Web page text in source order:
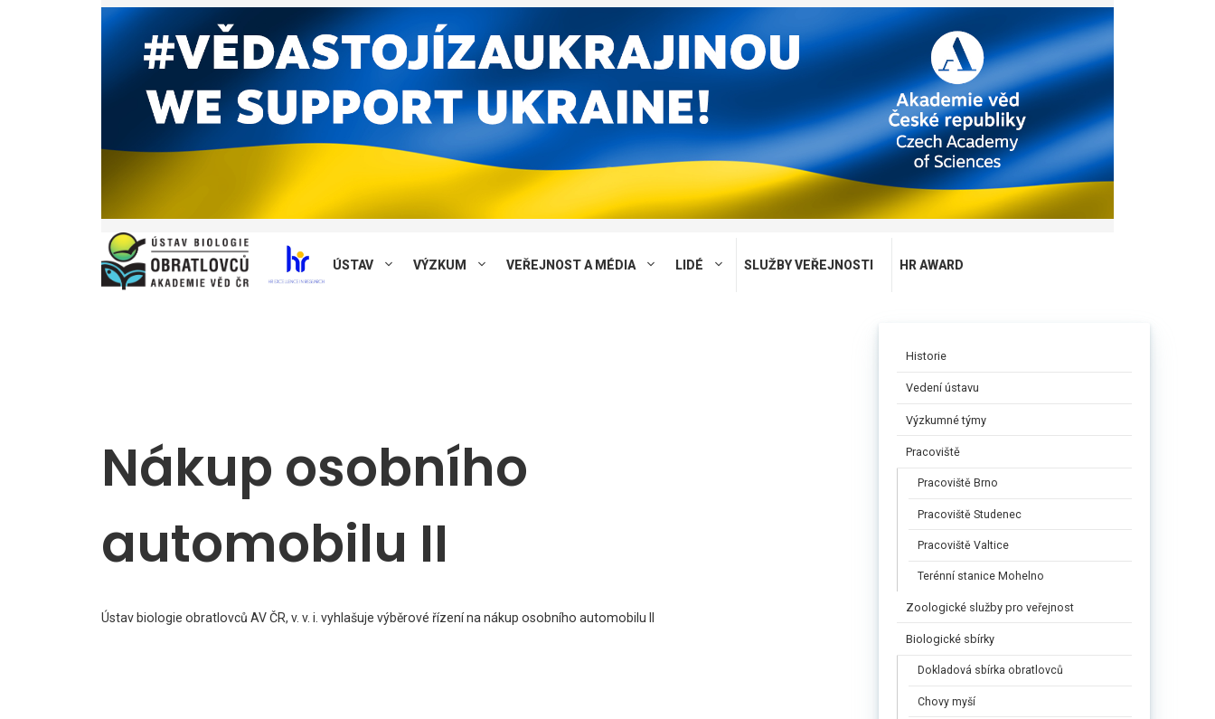
ÚSTAV VÝZKUM VEŘEJNOST A MÉDIA LIDÉ SLUŽBY VEŘEJNOSTI HR AWARD
Nákup osobního
automobilu II
Ústav biologie obratlovců AV ČR, v. v. i. vyhlašuje výběrové řízení na nákup osobního automobilu II
Historie
Vedení ústavu
Výzkumné týmy
Pracoviště
Pracoviště Brno
Pracoviště Studenec
Pracoviště Valtice
Terénní stanice Mohelno
Zoologické služby pro veřejnost
Biologické sbírky
Dokladová sbírka obratlovců
Chovy myší